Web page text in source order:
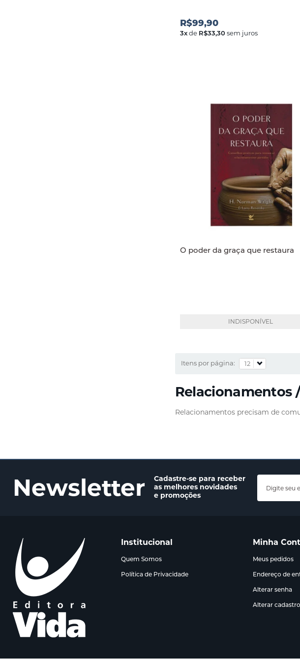
R$99,90
3xde R$33,30sem juros
O poder da graça que restaura
INDISPONÍVEL
Itens por página:
Relacionamentos
Relacionamentos precisam de
Newsletter
Cadastre-se para receber
as melhores novidades
e promoções
Institucional
Quem Somos
Política de Privacidade
Minha
Meus pedidos
Endereço de
Alterar senha
Alterar cadastro